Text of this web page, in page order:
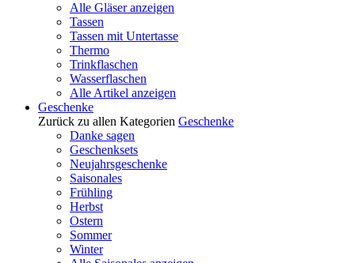
Alle Gläser anzeigen
Tassen
Tassen mit Untertasse
Thermo
Trinkflaschen
Wasserflaschen
Alle Artikel anzeigen
Geschenke
Zurück zu allen Kategorien Geschenke
Danke sagen
Geschenksets
Neujahrsgeschenke
Saisonales
Frühling
Herbst
Ostern
Sommer
Winter